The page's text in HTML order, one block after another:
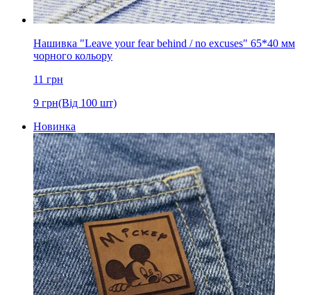
Нашивка "Leave your fear behind / no excuses" 65*40 мм
чорного кольору
11 грн
9 грн(Від 100 шт)
Новинка